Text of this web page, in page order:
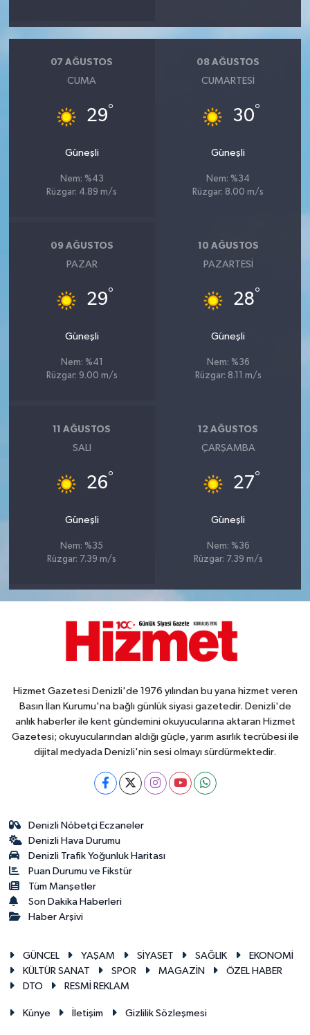
07 AĞUSTOS
CUMA
29°
Güneşli
Nem: %43
Rüzgar: 4.89 m/s
08 AĞUSTOS
CUMARTESI
30°
Güneşli
Nem: %34
Rüzgar: 8.00 m/s
09 AĞUSTOS
PAZAR
29°
Güneşli
Nem: %41
Rüzgar: 9.00 m/s
10 AĞUSTOS
PAZARTESI
28°
Güneşli
Nem: %36
Rüzgar: 8.11 m/s
11 AĞUSTOS
SALI
26°
Güneşli
Nem: %35
Rüzgar: 7.39 m/s
12 AĞUSTOS
ÇARŞAMBA
27°
Güneşli
Nem: %36
Rüzgar: 7.39 m/s
Hizmet Gazetesi Denizli'de 1976 yılından bu yana hizmet veren
Basın İlan Kurumu'na bağlı günlük siyasi gazetedir. Denizli'de
anlık haberler ile kent gündemini okuyucularına aktaran Hizmet
Gazetesi; okuyucularından aldığı güçle, yarım asırlık tecrübesi ile
dijital medyada Denizli'nin sesi olmayı sürdürmektedir.
Denizli Nöbetçi Eczaneler
Denizli Hava Durumu
Denizli Trafik Yoğunluk Haritası
Puan Durumu ve Fikstür
Tüm Manşetler
Son Dakika Haberleri
Haber Arşivi
GÜNCEL YAŞAM SİYASET SAĞLIK
EKONOMİ
KÜLTÜR SANAT
SPOR MAGAZİN
ÖZEL HABER
DTO
RESMİ REKLAM
Künye İletişim Gizlilik Sözleşmesi